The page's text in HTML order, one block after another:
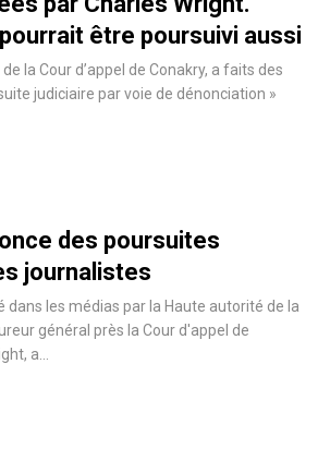
être poursuivi aussi
la Cour d’appel de Conakry, a faits des
judiciaire par voie de dénonciation »
des poursuites
journalistes
dans les médias par la Haute autorité de la
général près la Cour d'appel de
a…